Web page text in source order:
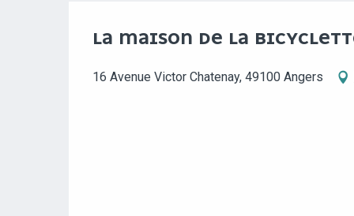
LA MAISON DE LA
16 Avenue Victor Chatenay, 49100 Angers